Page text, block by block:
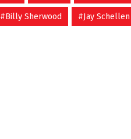
#Billy Sherwood #Jay Schellen